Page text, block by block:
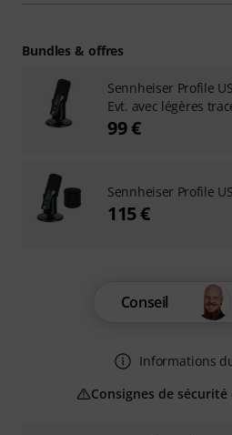
Conseil
Informations
Consignes de
Bundles & offres
Sennheiser Profile
Evt. avec légères
99 €
Sennheiser Profile
115 €